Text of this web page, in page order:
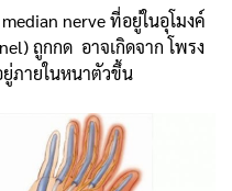
nerve ที่อยู่ในอุโมงค์
ถูกกด อาจเกิดจาก โพรง
ภายในหนาตัวขึ้น